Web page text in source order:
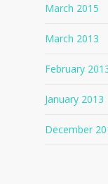
March 2015
March 2013
February
January 2013
December